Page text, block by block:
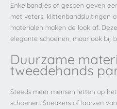
Enkelbandjes of gespen geven
met veters, klittenbandsluitingen
materialen maken de look af.
elegante schoenen, maar ook bij
Duurzame
tweedehands
Steeds meer mensen letten op
schoenen. Sneakers of laarzen